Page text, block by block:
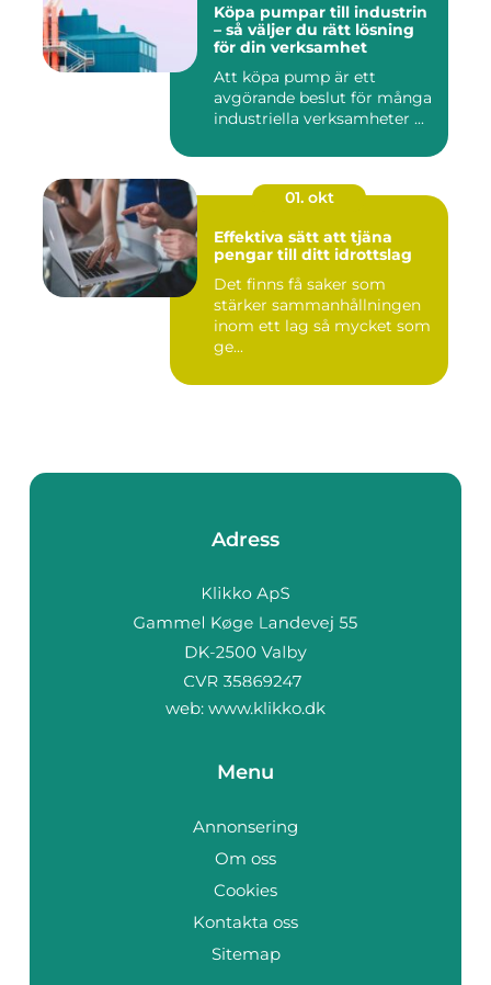
Köpa pumpar till industrin
– så väljer du rätt lösning
för din verksamhet
Att köpa pump är ett
avgörande beslut för många
industriella verksamheter ...
01. okt
Effektiva sätt att tjäna
pengar till ditt idrottslag
Det finns få saker som
stärker sammanhållningen
inom ett lag så mycket som
ge...
Adress
web: www.klikko.dk
Menu
Annonsering
Om oss
Cookies
Kontakta oss
Sitemap